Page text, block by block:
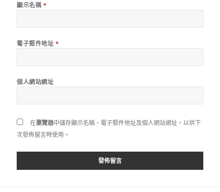
顯示名稱 *
電子郵件地址 *
個人網站網址
在瀏覽器中儲存顯示名稱、電子郵件地址及個人網站網址，以供下
次發佈留言時使用。